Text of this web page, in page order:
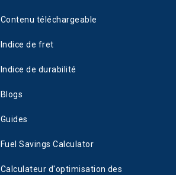
Contenu téléchargeable
Indice de fret
Indice de durabilité
Blogs
Guides
Fuel Savings Calculator
Calculateur d'optimisation des